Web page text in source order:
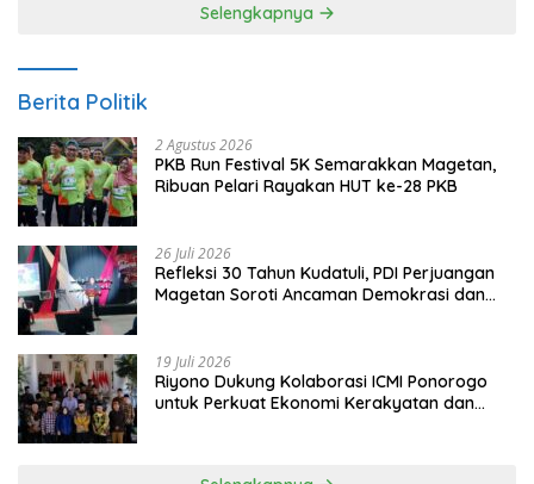
Selengkapnya
Berita Politik
2 Agustus 2026
PKB Run Festival 5K Semarakkan Magetan,
Ribuan Pelari Rayakan HUT ke-28 PKB
26 Juli 2026
Refleksi 30 Tahun Kudatuli, PDI Perjuangan
Magetan Soroti Ancaman Demokrasi dan
19 Juli 2026
Riyono Dukung Kolaborasi ICMI Ponorogo
untuk Perkuat Ekonomi Kerakyatan dan